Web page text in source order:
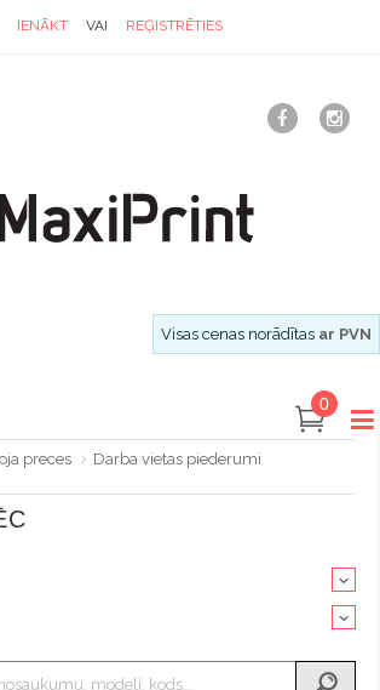
IENĀKT VAI REĢISTRĒTIES
Visas cenas norādītas ar PVN
0
preces
Darba vietas piederumi